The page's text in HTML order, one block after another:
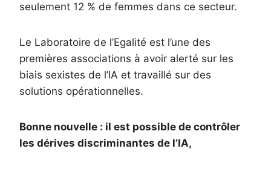
seulement 12 % de femmes dans ce secteur.
Le Laboratoire de l’Egalité est l’une des
premières associations à avoir alerté sur les
biais sexistes de l’IA et travaillé sur des
solutions opérationnelles.
Bonne nouvelle : il est possible de contrôler
les dérives discriminantes de l’IA,